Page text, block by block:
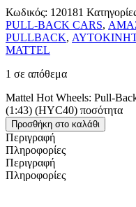
Κωδικός: 120181
PULL-BACK CARS,
PULLBACK,
MATTEL
1 σε απόθεμα
Mattel Hot Wheels: Pull-
(1:43) (HYC40) ποσότητα
Προσθήκη στο καλάθι
Περιγραφή
Πληροφορίες
Περιγραφή
Πληροφορίες